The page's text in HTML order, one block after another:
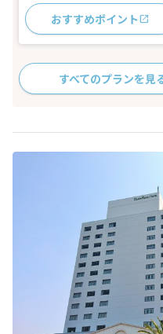
おすすめポイント
すべてのプランを見